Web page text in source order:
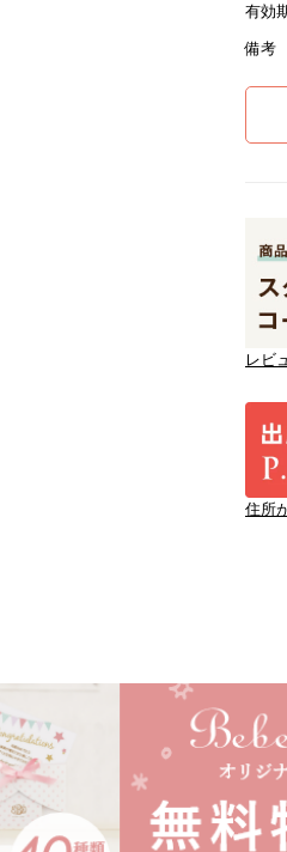
有効
備考
レビ
住所